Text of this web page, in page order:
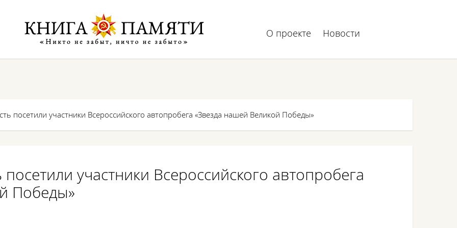
О проекте Новости
посетили участники Всероссийского автопробега «Звезда нашей Великой Победы»
участники Всероссийского автопробега
Победы»